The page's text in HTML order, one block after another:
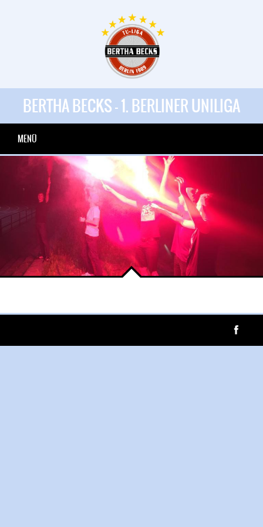
BERTHA BECKS - 1. BERLINER UNILIGA
MENÜ